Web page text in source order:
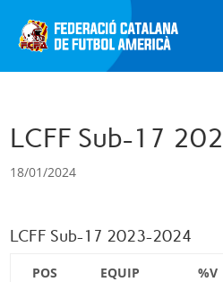
LCFF Sub-17
18/01/2024
LCFF Sub-17 2023-2024
POS EQUIP %V